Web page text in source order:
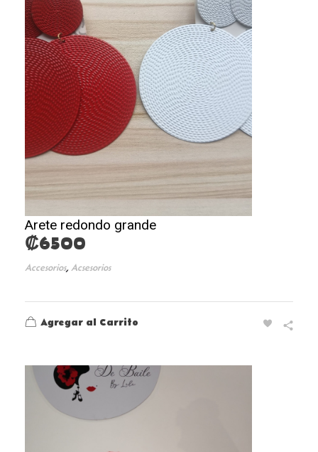
Arete redondo grande
₡6500
Accesorios, Acsesorios
Agregar al Carrito